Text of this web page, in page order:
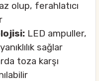
olup, ferahlatıcı
LED ampuller,
sağlar
toza karşı